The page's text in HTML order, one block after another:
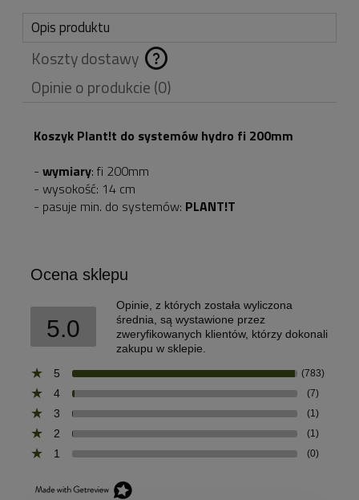
Opis produktu
Koszty dostawy
Cena nie zawiera
ewentualnych kosztów
płatności
Opinie o produkcie (0)
Koszyk Plant!t do systemów hydro fi 200mm
- wymiary: fi 200mm
- wysokość: 14 cm
- pasuje min. do systemów: PLANT!T
Ocena sklepu
5.0
Opinie, z których została wyliczona
średnia, są wystawione przez
zweryfikowanych klientów, którzy dokonali
zakupu w sklepie.
5
(783)
4 (7)
3 (1)
2 (1)
1 (0)